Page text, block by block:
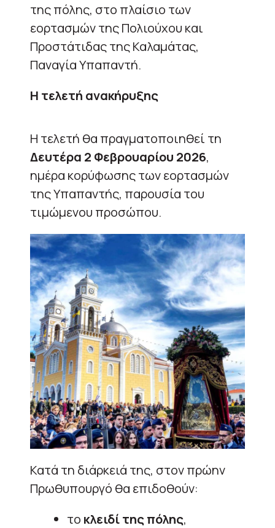
της πόλης, στο πλαίσιο των
εορτασμών της Πολιούχου και
Προστάτιδας της Καλαμάτας,
Παναγία Υπαπαντή.
Η τελετή ανακήρυξης
Η τελετή θα πραγματοποιηθεί τη
Δευτέρα 2 Φεβρουαρίου 2026,
ημέρα κορύφωσης των εορτασμών
της Υπαπαντής, παρουσία του
τιμώμενου προσώπου.
Κατά τη διάρκειά της, στον πρώην
Πρωθυπουργό θα επιδοθούν:
το κλειδί της πόλης,